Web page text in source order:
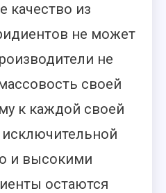
качество из
не может
не
своей
к каждой своей
и высокими
остаются